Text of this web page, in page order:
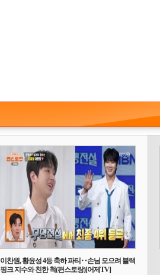
이찬원, 황윤성 4등 축하 파티‥손님 모으려 블랙
핑크 지수와 친한 척(편스토랑)[어제TV]